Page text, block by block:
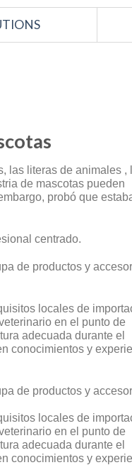
las literas de animales ,
de mascotas pueden
probó que
centrado.
de productos y
locales de
en el punto de
adecuada durante el
conocimientos y
de productos y
locales de
en el punto de
adecuada durante el
conocimientos y